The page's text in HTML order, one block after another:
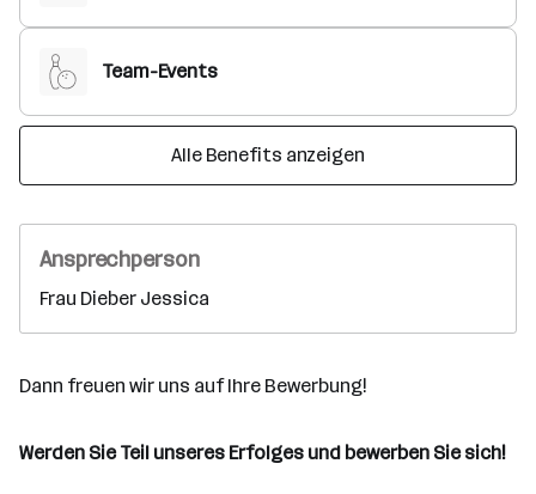
Team-Events
Alle Benefits anzeigen
Ansprechperson
Frau Dieber Jessica
Dann freuen wir uns auf Ihre Bewerbung!
Werden Sie Teil unseres Erfolges und bewerben Sie sich!